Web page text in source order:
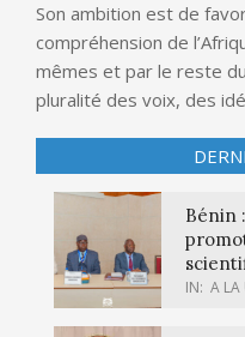
Son ambition est de
compréhension de
mêmes et par le reste
pluralité des voix, des
Bénin
IN: A LA